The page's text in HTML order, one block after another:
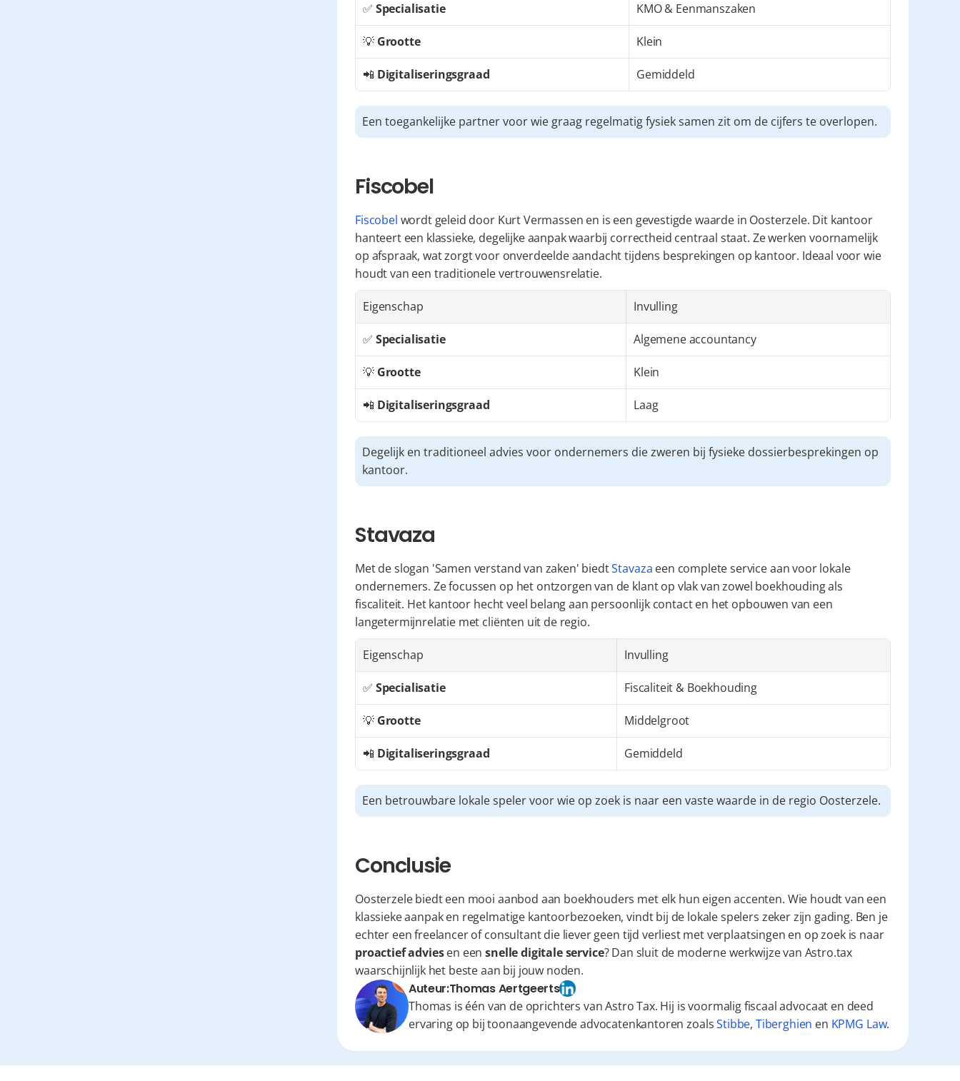
✅ Specialisatie KMO & Eenmanszaken
💡 Grootte Klein
📲 Digitaliseringsgraad Gemiddeld
Een toegankelijke partner voor wie graag regelmatig fysiek samen zit om de cijfers te overlopen.
Fiscobel
Fiscobel wordt geleid door Kurt Vermassen en is een gevestigde waarde in Oosterzele. Dit kantoor
hanteert een klassieke, degelijke aanpak waarbij correctheid centraal staat. Ze werken voornamelijk
op afspraak, wat zorgt voor onverdeelde aandacht tijdens besprekingen op kantoor. Ideaal voor wie
houdt van een traditionele vertrouwensrelatie.
Eigenschap Invulling
✅ Specialisatie Algemene accountancy
💡 Grootte Klein
📲 Digitaliseringsgraad Laag
Degelijk en traditioneel advies voor ondernemers die zweren bij fysieke dossierbesprekingen op
kantoor.
Stavaza
Met de slogan 'Samen verstand van zaken' biedt Stavaza een complete service aan voor lokale
ondernemers. Ze focussen op het ontzorgen van de klant op vlak van zowel boekhouding als
fiscaliteit. Het kantoor hecht veel belang aan persoonlijk contact en het opbouwen van een
langetermijnrelatie met cliënten uit de regio.
Eigenschap Invulling
✅ Specialisatie Fiscaliteit & Boekhouding
💡 Grootte Middelgroot
📲 Digitaliseringsgraad Gemiddeld
Een betrouwbare lokale speler voor wie op zoek is naar een vaste waarde in de regio Oosterzele.
Conclusie
Oosterzele biedt een mooi aanbod aan boekhouders met elk hun eigen accenten. Wie houdt van een
klassieke aanpak en regelmatige kantoorbezoeken, vindt bij de lokale spelers zeker zijn gading. Ben je
echter een freelancer of consultant die liever geen tijd verliest met verplaatsingen en op zoek is naar
proactief advies en een snelle digitale service? Dan sluit de moderne werkwijze van Astro.tax
waarschijnlijk het beste aan bij jouw noden.
Auteur:Thomas Aertgeerts
Thomas is één van de oprichters van Astro Tax. Hij is voormalig fiscaal advocaat en deed
ervaring op bij toonaangevende advocatenkantoren zoalsStibbe, Tiberghien en KPMG Law.